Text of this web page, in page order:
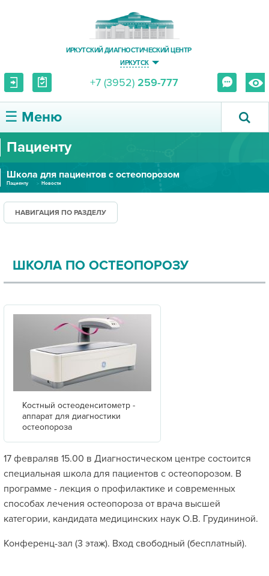
ИРКУТСКИЙ ДИАГНОСТИЧЕСКИЙ ЦЕНТР
ИРКУТСК
+7 (3952) 259-777
☰ Меню
О ЦЕНТРЕ
УСЛУГИ И ЦЕНЫ
ПАЦИЕНТУ
ПРАВОВАЯ ИНФОРМАЦИЯ
Пациенту
Школа для пациентов с остеопорозом
Пациенту Новости
НАВИГАЦИЯ ПО РАЗДЕЛУ
ШКОЛА ПО ОСТЕОПОРОЗУ
Костный остеоденситометр -
аппарат для диагностики
остеопороза
17 февраляв 15.00 в Диагностическом центре состоится
специальная школа для пациентов с остеопорозом. В
программе - лекция о профилактике и современных
способах лечения остеопороза от врача высшей
категории, кандидата медицинских наук О.В. Грудининой.
Конференц-зал (3 этаж). Вход свободный (бесплатный).